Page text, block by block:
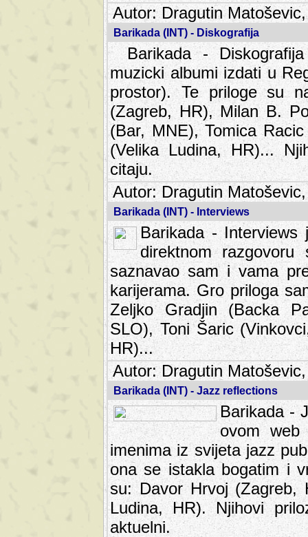
Autor: Dragutin
Barikada (INT) - Diskografija
Barikada -
muzicki albumi izdati u
prostor). Te priloge su
(Zagreb, HR), Milan B.
(Bar, MNE), Tomica
(Velika Ludina, HR)...
citaju.
Autor: Dragutin
Barikada (INT) - Interviews
Barikada -
direktnom
saznavao sam i vama
karijerama. Gro priloga
Zeljko Gradjin (Backa
SLO), Toni Šaric
HR)...
Autor: Dragutin
Barikada (INT) - Jazz reflections
Barikada -
ovom web
imenima iz svijeta jazz
ona se istakla bogatim i
su: Davor Hrvoj (Zagreb,
Ludina, HR). Njihovi
aktuelni.